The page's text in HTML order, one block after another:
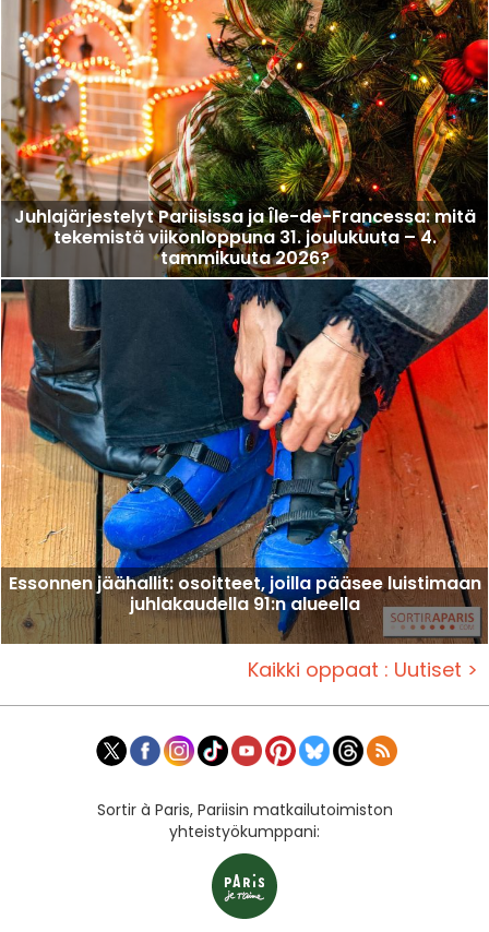
Juhlajärjestelyt Pariisissa ja Île-de-Francessa: mitä
tekemistä viikonloppuna 31. joulukuuta – 4.
tammikuuta 2026?
Essonnen jäähallit: osoitteet, joilla pääsee luistimaan
juhlakaudella 91:n alueella
Kaikki oppaat : Uutiset >
Sortir à Paris, Pariisin matkailutoimiston
yhteistyökumppani: